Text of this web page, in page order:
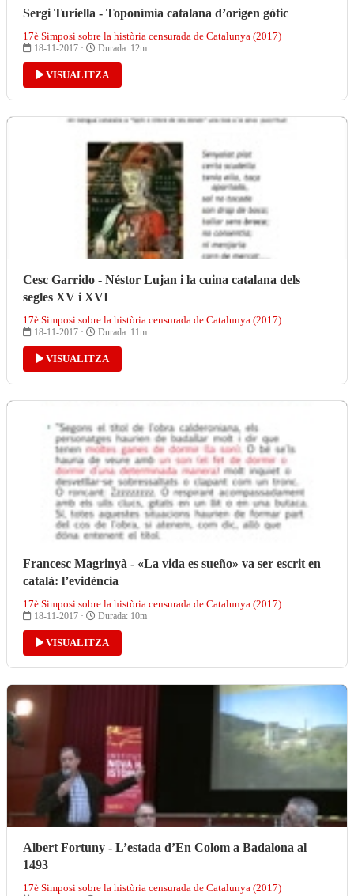
Sergi Turiella - Toponímia catalana d’origen gòtic
17è Simposi sobre la història censurada de Catalunya (2017)
18-11-2017 · Durada: 12m
VISUALITZA
Cesc Garrido - Néstor Lujan i la cuina catalana dels
segles XV i XVI
17è Simposi sobre la història censurada de Catalunya (2017)
18-11-2017 · Durada: 11m
VISUALITZA
Francesc Magrinyà - «La vida es sueño» va ser escrit en
català: l’evidència
17è Simposi sobre la història censurada de Catalunya (2017)
18-11-2017 · Durada: 10m
VISUALITZA
Albert Fortuny - L’estada d’En Colom a Badalona al
1493
17è Simposi sobre la història censurada de Catalunya (2017)